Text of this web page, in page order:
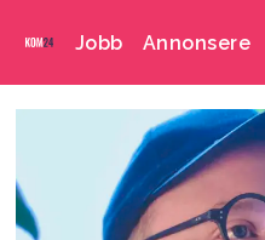
Jobb Annonsere